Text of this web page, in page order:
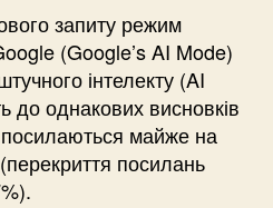
запиту режим
(Google’s AI Mode)
інтелекту (AI
до однакових висновків
майже на
посилань